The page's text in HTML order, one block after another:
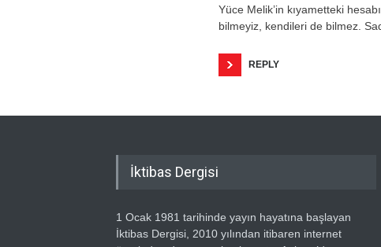
Yüce Melik’in kıyametteki
bilmeyiz, kendileri de bilmez.
REPLY
İktibas Dergisi
1 Ocak 1981 tarihinde yayın hayatına başlayan
İktibas Dergisi, 2010 yılından itibaren internet